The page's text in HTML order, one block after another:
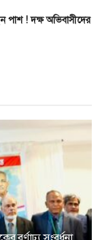
পাশ ! দক্ষ অভিবাসীদের